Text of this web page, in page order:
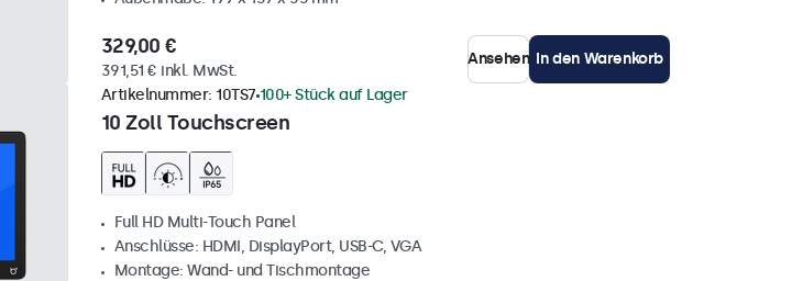
329,00 €
391,51 € inkl. MwSt.
Ansehen In den Warenkorb
10 Zoll Touchscreen
Artikelnummer: 10TS7 100+ Stück auf Lager
Full HD Multi-Touch Panel
Anschlüsse: HDMI, DisplayPort, USB-C, VGA
Montage: Wand- und Tischmontage